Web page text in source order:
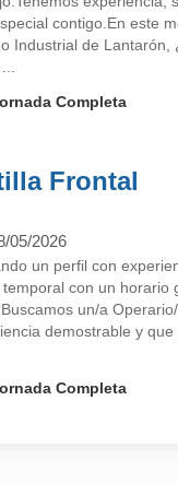
contigo.En este
Industrial de Lantarón,
Completa
Frontal
05/2026
un perfil con
con un horario
un/a
demostrable y
Completa